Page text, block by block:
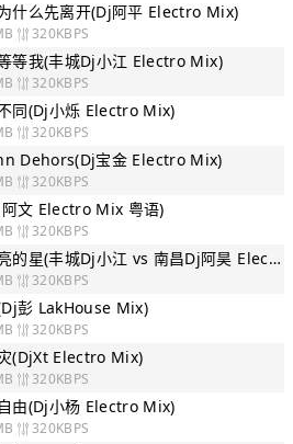
什么先离开(Dj阿平 Electro Mix)
320KBPS
等我(丰城Dj小江 Electro Mix)
320KBPS
同(Dj小烁 Electro Mix)
320KBPS
Dehors(Dj宝金 Electro Mix)
320KBPS
文 Electro Mix 粤语)
320KBPS
邓紫棋 夜空中最亮的星(丰城Dj小江 vs 南昌Dj阿昊 Electro Mix)
320KBPS
彭 LakHouse Mix)
320KBPS
(DjXt Electro Mix)
320KBPS
由(Dj小杨 Electro Mix)
320KBPS